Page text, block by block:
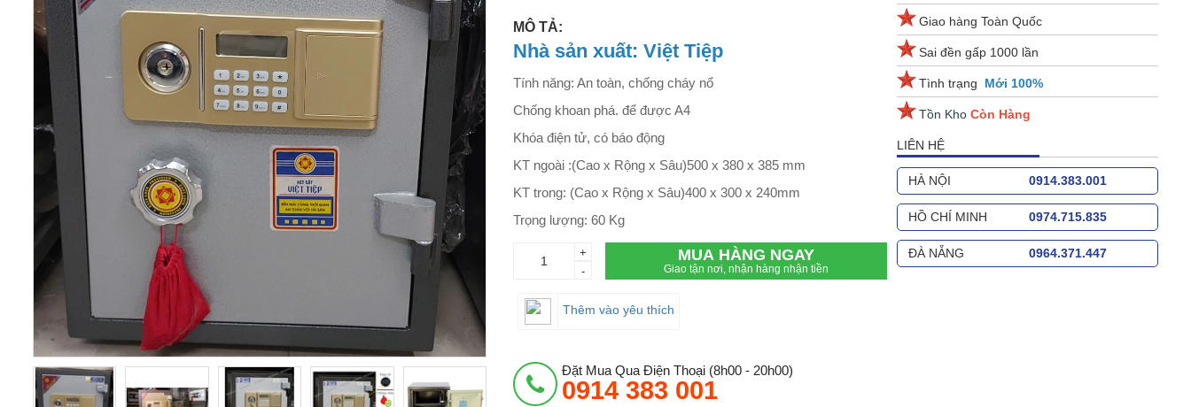
MÔ TẢ:
Nhà sản xuất: Việt Tiệp
Tính năng: An toàn, chống cháy nổ
Chống khoan phá. để được A4
Khóa điện tử, có báo động
KT ngoài :(Cao x Rộng x Sâu)500 x 380 x 385 mm
KT trong: (Cao x Rộng x Sâu)400 x 300 x 240mm
Trọng lượng: 60 Kg
+
-
MUA HÀNG NGAY
Giao tận nơi, nhận hàng nhận tiền
Thêm vào yêu thích
Đặt Mua Qua Điện Thoại (8h00 - 20h00)
0914 383 001
Giao hàng Toàn Quốc
Sai đền gấp 1000 lần
Tình trạng Mới 100%
Tồn Kho Còn Hàng
LIÊN HỆ
HÀ NỘI 0914.383.001
HỒ CHÍ MINH 0974.715.835
ĐÀ NẴNG 0964.371.447